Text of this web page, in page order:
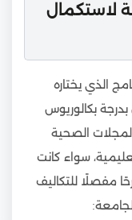
لاستكمال
الذي يختاره
بكالوريوس
الصحية
سواء كانت
مفصلًا للتكاليف